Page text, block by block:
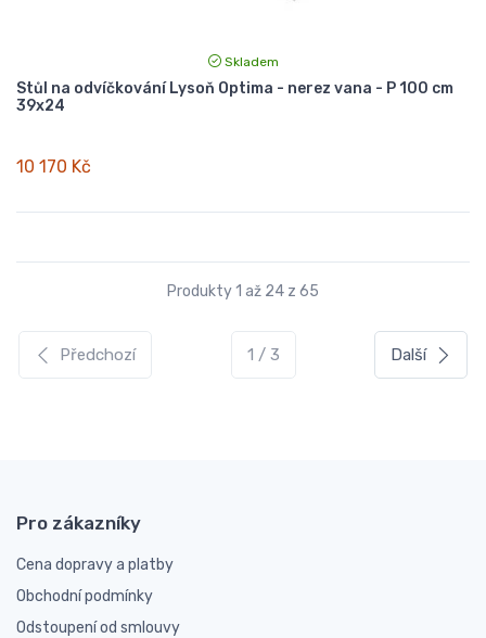
Skladem
Stůl na odvíčkování Lysoň Optima - nerez vana - P 100 cm
39x24
10 170 Kč
Produkty 1 až 24 z 65
Předchozí 1 / 3 Další
Pro zákazníky
Cena dopravy a platby
Obchodní podmínky
Odstoupení od smlouvy